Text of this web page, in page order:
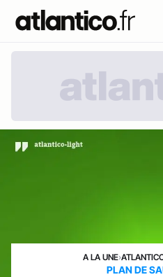
A LA UNE›
PLAN DE